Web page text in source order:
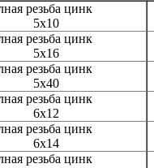
резьба цинк
5х10
резьба цинк
5х16
резьба цинк
5х40
резьба цинк
6х12
резьба цинк
6х14
резьба цинк